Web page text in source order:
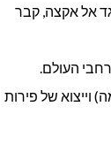
אל אקצה, קבר
העולם.
וייצוא של פירות